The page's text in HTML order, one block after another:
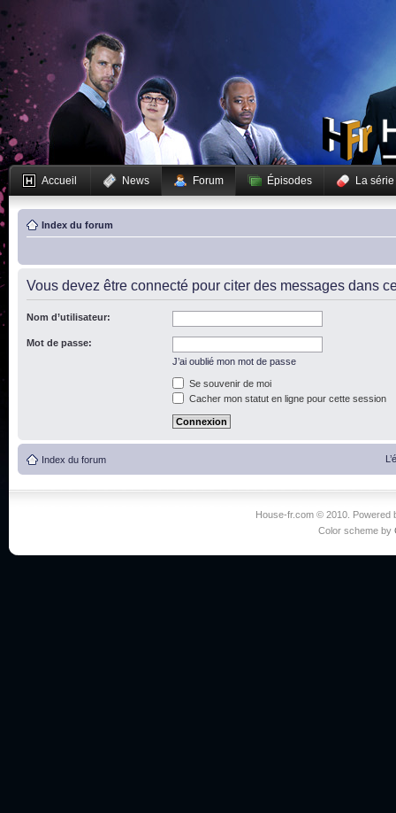
Accueil News Forum Épisodes La série
Index du forum
Vous devez être connecté pour citer des messages dans
Nom d’utilisateur:
Mot de passe:
J’ai oublié mon mot de passe
Se souvenir de moi
Cacher mon statut en ligne pour cette session
Index du forum
House-fr.com © 2010. Powered
Color scheme by